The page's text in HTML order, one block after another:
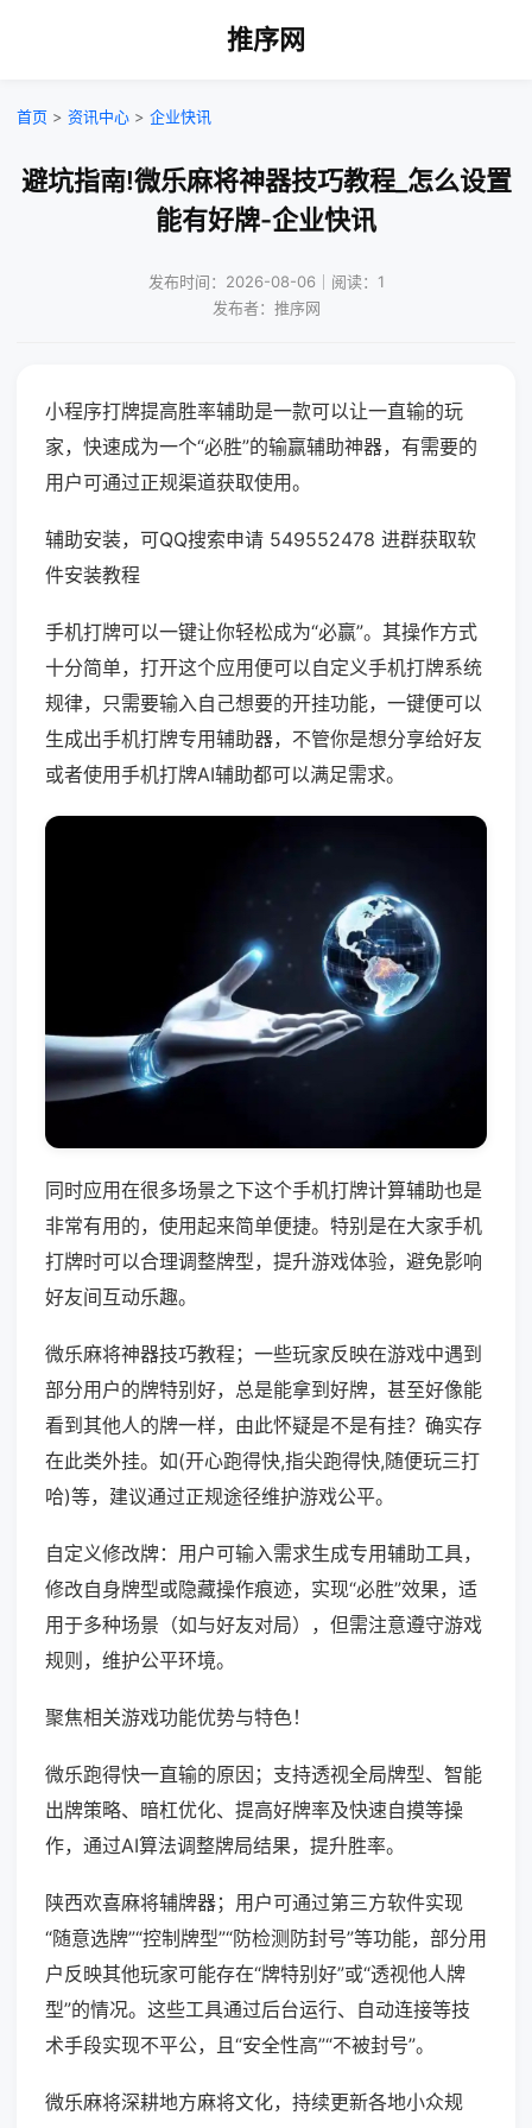
推序网
首页 > 资讯中心 > 企业快讯
避坑指南!微乐麻将神器技巧教程_怎么设置
能有好牌-企业快讯
发布时间：2026-08-06｜阅读：1
发布者：推序网
小程序打牌提高胜率辅助是一款可以让一直输的玩
家，快速成为一个“必胜”的输赢辅助神器，有需要的
用户可通过正规渠道获取使用。
辅助安装，可QQ搜索申请 549552478 进群获取软
件安装教程
手机打牌可以一键让你轻松成为“必赢”。其操作方式
十分简单，打开这个应用便可以自定义手机打牌系统
规律，只需要输入自己想要的开挂功能，一键便可以
生成出手机打牌专用辅助器，不管你是想分享给好友
或者使用手机打牌AI辅助都可以满足需求。
同时应用在很多场景之下这个手机打牌计算辅助也是
非常有用的，使用起来简单便捷。特别是在大家手机
打牌时可以合理调整牌型，提升游戏体验，避免影响
好友间互动乐趣。
微乐麻将神器技巧教程；一些玩家反映在游戏中遇到
部分用户的牌特别好，总是能拿到好牌，甚至好像能
看到其他人的牌一样，由此怀疑是不是有挂？确实存
在此类外挂。如(开心跑得快,指尖跑得快,随便玩三打
哈)等，建议通过正规途径维护游戏公平。
自定义修改牌：用户可输入需求生成专用辅助工具，
修改自身牌型或隐藏操作痕迹，实现“必胜”效果，适
用于多种场景（如与好友对局），但需注意遵守游戏
规则，维护公平环境。
聚焦相关游戏功能优势与特色！
微乐跑得快一直输的原因；支持透视全局牌型、智能
出牌策略、暗杠优化、提高好牌率及快速自摸等操
作，通过AI算法调整牌局结果，提升胜率。
陕西欢喜麻将辅牌器；用户可通过第三方软件实现
“随意选牌”“控制牌型”“防检测防封号”等功能，部分用
户反映其他玩家可能存在“牌特别好”或“透视他人牌
型”的情况。这些工具通过后台运行、自动连接等技
术手段实现不平公，且“安全性高”“不被封号”。
微乐麻将深耕地方麻将文化，持续更新各地小众规